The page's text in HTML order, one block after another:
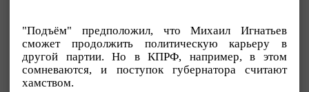
"Подъём" предположил, что Михаил Игнатьев
сможет продолжить политическую карьеру в
другой партии. Но в КПРФ, например, в этом
сомневаются, и поступок губернатора считают
хамством.